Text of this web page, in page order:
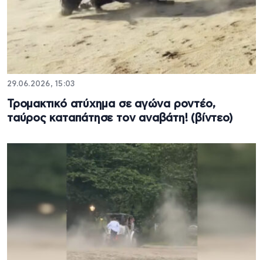
29.06.2026, 15:03
Τρομακτικό ατύχημα σε αγώνα ροντέο,
ταύρος καταπάτησε τον αναβάτη! (βίντεο)